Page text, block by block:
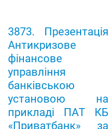
3873. Презентація
Антикризове
фінансове
управління
банківською
установою на
прикладі ПАТ КБ
«Приватбанк» за